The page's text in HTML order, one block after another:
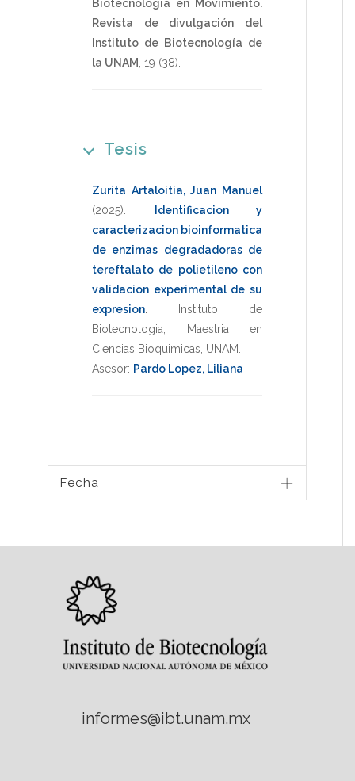
Biotecnología en Movimiento.
Revista de divulgación del
Instituto de Biotecnología de
la UNAM 19 (38).
Tesis
Zurita Artaloitia, Juan Manuel
(2025)
Identificacion y
caracterizacion bioinformatica
de enzimas degradadoras de
tereftalato de polietileno con
validacion experimental de su
expresion.
Instituto de
Biotecnologia
Maestria en
Ciencias Bioquimicas UNAM
Asesor: Pardo Lopez, Liliana
Fecha
informes@ibt.unam.mx